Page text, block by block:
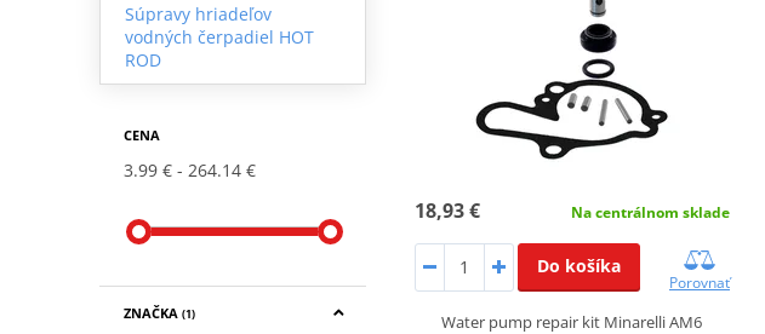
Súpravy hriadeľov
vodných čerpadiel HOT
ROD
CENA
3.99 € 264.14 €
ZNAČKA (1)
18,93 € Na centrálnom sklade
Do košíka
Porovnať
Water pump repair kit Minarelli AM6